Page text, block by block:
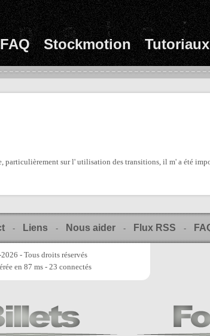
FAQ Stockmotion Tutoriaux
particulièrement sur l' utilisation des transitions, il m' a été
- Liens - Nous aider - Flux RSS -
- Tous droits réservés
en 87 ms - 23 connectés